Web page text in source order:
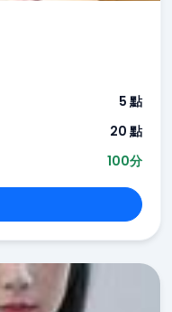
5 點
20 點
100分